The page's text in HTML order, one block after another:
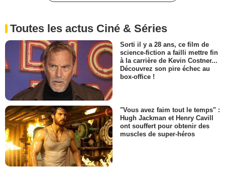
Toutes les actus Ciné & Séries
Sorti il y a 28 ans, ce film de
science-fiction a failli mettre fin
à la carrière de Kevin Costner...
Découvrez son pire échec au
box-office !
"Vous avez faim tout le temps" :
Hugh Jackman et Henry Cavill
ont souffert pour obtenir des
muscles de super-héros